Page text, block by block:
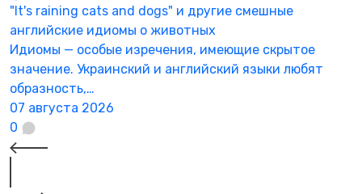
"It's raining cats and dogs" и другие смешные
английские идиомы о животных
Идиомы — особые изречения, имеющие скрытое
значение. Украинский и английский языки любят
образность,…
07 августа 2026
0